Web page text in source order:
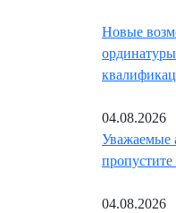
Новые
04.08.2026
Уважаемые
04.08.2026